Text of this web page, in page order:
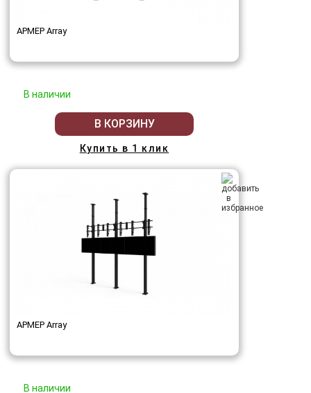
АРМЕР Array
В наличии
В КОРЗИНУ
Купить в 1 клик
АРМЕР Array
В наличии